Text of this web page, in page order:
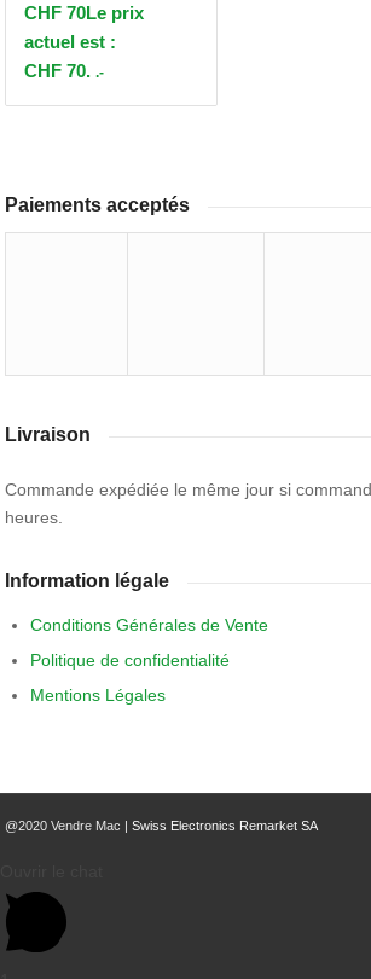
CHF 70Le prix
actuel est :
CHF 70. .-
Paiements acceptés
Livraison
Commande expédiée le même jour si
heures.
Information légale
Conditions Générales de Vente
Politique de confidentialité
Mentions Légales
@2020 Vendre Mac |Swiss Electronics Remarket SA